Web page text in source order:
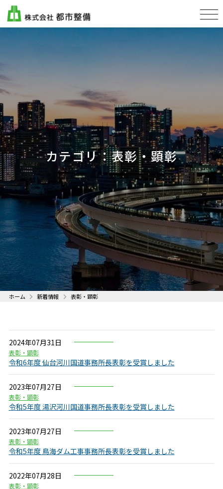
カテゴリ：表彰・顕彰
ホーム 新着情報 表彰・顕彰
2024年07月31日
表彰・顕彰
令和6年度 仙台河川国道事務所長表彰を受賞しました
2023年07月27日
表彰・顕彰
令和5年度 湯沢河川国道事務所長表彰を受賞しました
2023年07月27日
表彰・顕彰
令和5年度 鳥海ダム工事事務所長表彰を受賞しました
2022年07月28日
表彰・顕彰